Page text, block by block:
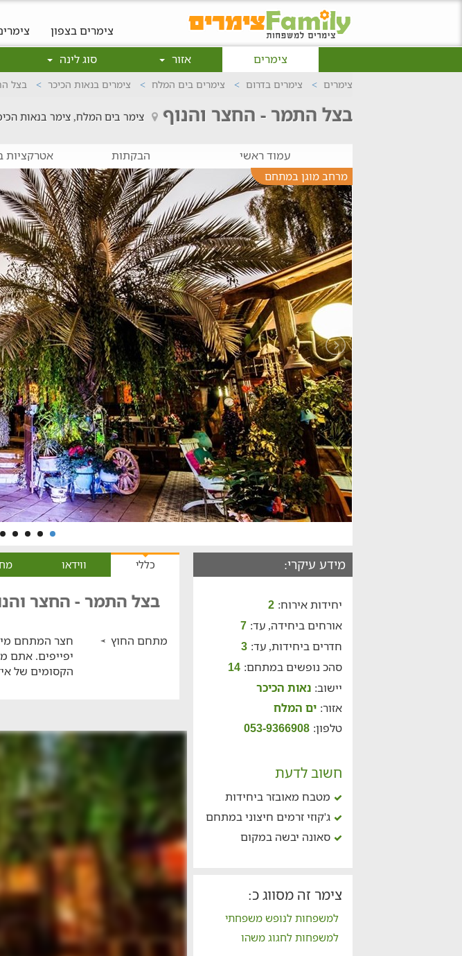
צימרים בצפון
צימרים
אזור סוג לינה
צימרים צימרים בדרום צימרים בים המלח צימרים בנאות הכיכר בצל
בצל התמר - החצר והנוף צימר בים המלח, צימר בנאות
עמוד ראשי הבקתות אטרקציות
מרחב מוגן במתחם
מידע עיקרי:
יחידות אירוח: 2
אורחים ביחידה, עד: 7
חדרים ביחידות, עד: 3
סהכ נופשים במתחם: 14
יישוב: נאות הכיכר
אזור: ים המלח
טלפון: 053-9366908
חשוב לדעת
מטבח מאובזר ביחידות
ג'קוזי זרמים חיצוני במתחם
סאונה יבשה במקום
צימר זה מסווג כ:
למשפחות לנופש משפחתי
למשפחות לחגוג משהו
כללי ווידאו
בצל התמר - החצר
מתחם החוץ
חצר המתחם
יפייפים. אתם
הקסומים של